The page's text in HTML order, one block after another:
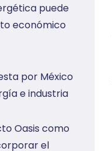
puede
económico
por México
e industria
Oasis como
el